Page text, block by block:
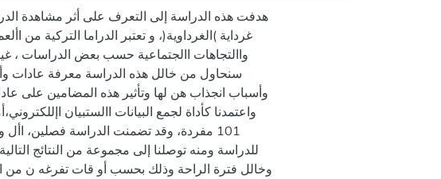
هدفت هذه الدراسة إلى التعرف على أثر مشاهدة
غرداية )الغرداوية(، و تعتبر الدراما التركية من
واالتجاهات االجتماعية حسب بعض الدراسات ،
سنحاول من خالل هذه الدراسة معرفة عادات
وأسباب انجذاب هن لها وتأثير هذه المضامين على
واعتمدنا كأداة لجمع البيانات االستبيان
101 مفردة، وقد تضمنت الدراسة فصلين،